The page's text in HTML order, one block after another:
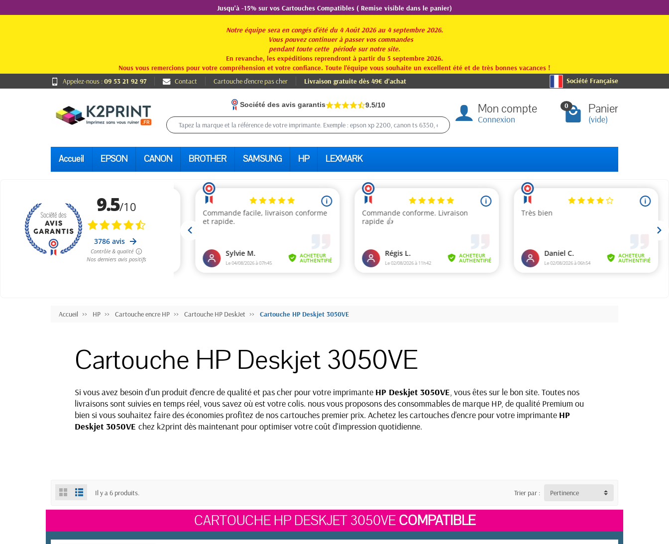
Jusqu'à -15% sur vos Cartouches Compatibles ( Remise visible dans le panier)
Notre équipe sera en congés d'été du 4 Août 2026 au 4 septembre 2026.
Vous pouvez continuer à passer vos commandes
pendant toute cette période sur notre site.
En revanche, les expéditions reprendront à partir du 5 septembre 2026.
Nous vous remercions pour votre compréhension et votre confiance. Toute l'équipe vous souhaite un excellent été et de très bonnes vacances !
Appelez-nous :09 53 21 92 97 Contact Cartouche d'encre pas cher Livraison gratuite dès 49€ d'achat Société Française
Société des avis garantis 9.5/10 Mon compte
Connexion
0 Panier
(vide)
Accueil EPSON CANON BROTHER SAMSUNG HP LEXMARK
Accueil HP Cartouche encre HP Cartouche HP DeskJet Cartouche HP Deskjet 3050VE
Cartouche HP Deskjet 3050VE
Si vous avez besoin d'un produit d'encre de qualité et pas cher pour votre imprimante HP Deskjet 3050VE, vous êtes sur le bon site. Toutes nos
livraisons sont suivies en temps réel, vous savez où est votre colis. nous vous proposons des consommables de marque HP, de qualité Premium ou
bien si vous souhaitez faire des économies profitez de nos cartouches premier prix. Achetez les cartouches d'encre pour votre imprimante HP
Deskjet 3050VE chez k2print dès maintenant pour optimiser votre coût d'impression quotidienne.
Il y a 6 produits. Trier par : Pertinence
CARTOUCHE HP DESKJET 3050VECOMPATIBLE